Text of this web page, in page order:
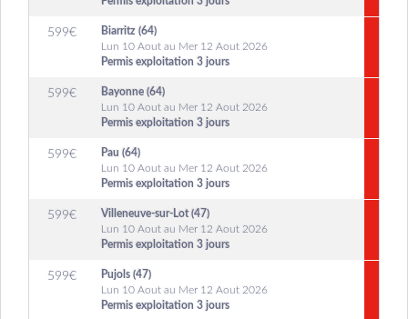
599€
Biarritz (64)
Lun 10 Aout au Mer 12 Aout 2026
Permis exploitation 3 jours
599€
Bayonne (64)
Lun 10 Aout au Mer 12 Aout 2026
Permis exploitation 3 jours
599€
Pau (64)
Lun 10 Aout au Mer 12 Aout 2026
Permis exploitation 3 jours
599€
Villeneuve-sur-Lot (47)
Lun 10 Aout au Mer 12 Aout 2026
Permis exploitation 3 jours
599€
Pujols (47)
Lun 10 Aout au Mer 12 Aout 2026
Permis exploitation 3 jours